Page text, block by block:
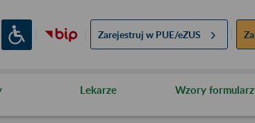
Zarejestruj w PUE/eZUS
Lekarze Wzory